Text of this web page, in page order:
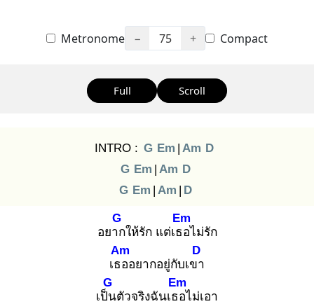
Metronome − 75 + Compact
Full Scroll
INTRO : G Em | Am D
G Em | Am D
G Em | Am | D
อยาก
G
ให้รัก แต่เธอ
Em
ไม่รัก
เธอ
Am
อยากอยู่กับเขา
D
เป็น
G
ตัวจริงฉันเธอ
Em
ไม่เอา